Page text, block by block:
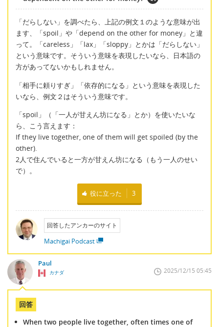
「だらしない」を調べたら、上記の例文１のような意味が出
ます、「spoil」や「depend on the other for money」と違
って。「careless」「lax」「sloppy」とかは「だらしない」
という意味です。そういう意味を表現したいなら、日本語の
方があってないかもしれません。
「相手に頼りすぎ」「依存的になる」という意味を表現した
いなら、例文２はそういう意味です。
「spoil」（「一人が甘えん坊になる」とか）を使いたいな
ら、こう言えます：
If they live together, one of them will get spoiled (by the
other).
2人で住んでいると一方が甘えん坊になる（もう一人のせい
で）。
役に立った 3
回答したアンカーのサイト
Machigai Podcast
Paul
カナダ 2025/12/15 05:45
回答
When two people live together, often times one of